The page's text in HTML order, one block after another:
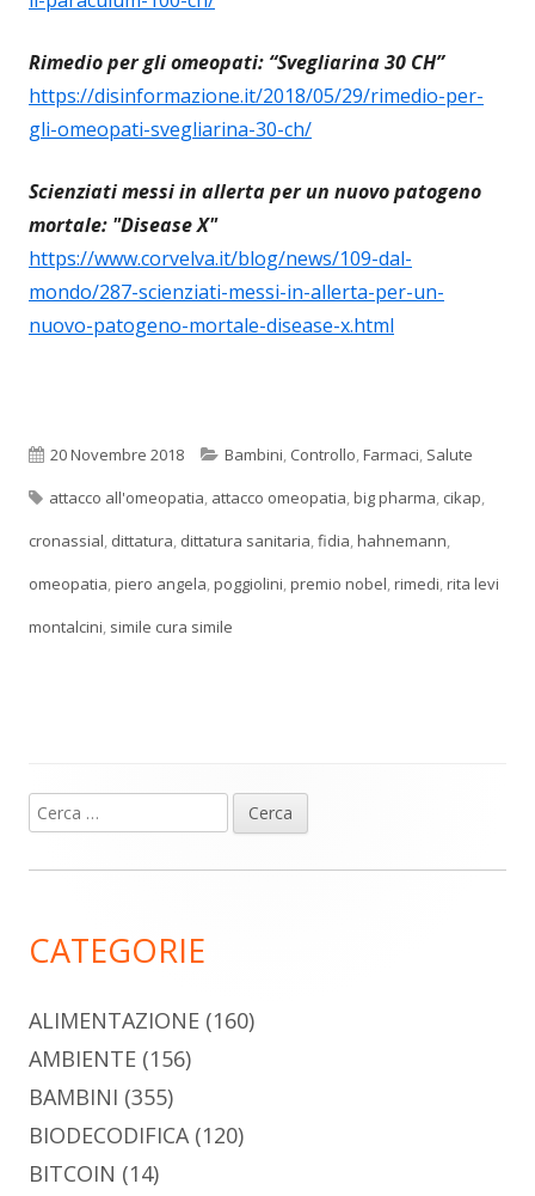
Rimedio per gli omeopati: “Svegliarina 30 CH”
https://disinformazione.it/2018/05/29/rimedio-per-
gli-omeopati-svegliarina-30-ch/
Scienziati messi in allerta per un nuovo patogeno
mortale: "Disease X"
https://www.corvelva.it/blog/news/109-dal-
mondo/287-scienziati-messi-in-allerta-per-un-
nuovo-patogeno-mortale-disease-x.html
Pubblicato
20 Novembre 2018 Categorie
Bambini, Controllo,Farmaci, Salute
Tag
attacco all'omeopatia, attacco omeopatia,big pharma, cikap,
cronassial, dittatura, dittatura sanitaria,fidia,hahnemann,
omeopatia,piero angela,poggiolini,premio nobel,rimedi,rita levi
montalcini, simile cura simile
Barra
laterale
Ricerca
per:
CATEGORIE
ALIMENTAZIONE (160)
AMBIENTE (156)
BAMBINI (355)
BIODECODIFICA(120)
BITCOIN (14)